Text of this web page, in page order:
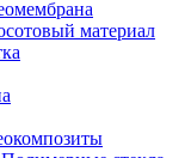
материал